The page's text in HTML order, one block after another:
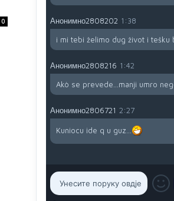
0 Анонимно2808202 1:38
i mi tebi želimo dug život i tešku
Анонимно2808216 1:42
Akò se prevede...manji umro
Анонимно2806721 2:27
Kuniocu ide q u guz...